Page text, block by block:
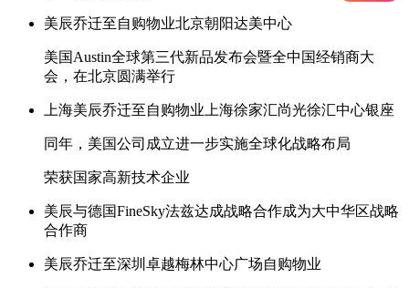
美辰乔迁至自购物业北京朝阳达美中心
美国Austin全球第三代新品发布会暨全中国经销商大
会，在北京圆满举行
上海美辰乔迁至自购物业上海徐家汇尚光徐汇中心银座
同年，美国公司成立进一步实施全球化战略布局
荣获国家高新技术企业
美辰与德国FineSky法兹达成战略合作成为大中华区战略
合作商
美辰乔迁至深圳卓越梅林中心广场自购物业